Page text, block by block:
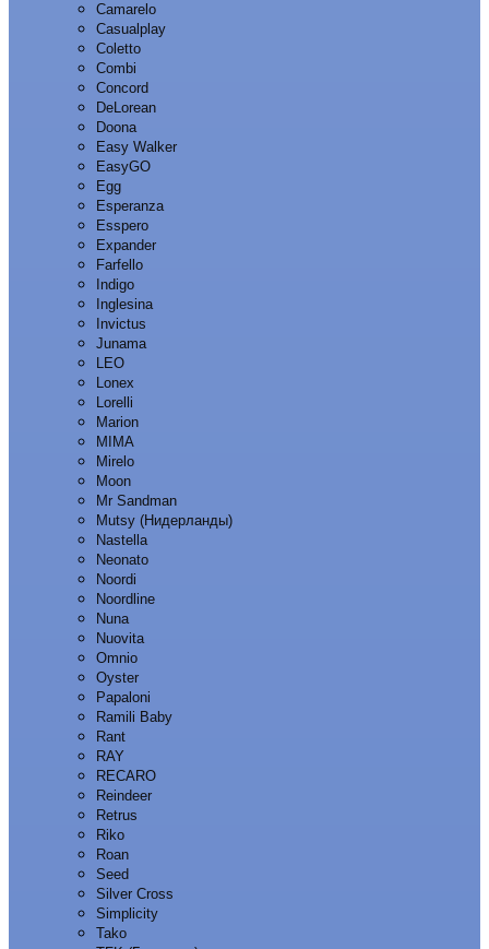
Camarelo
Casualplay
Coletto
Combi
Concord
DeLorean
Doona
Easy Walker
EasyGO
Egg
Esperanza
Esspero
Expander
Farfello
Indigo
Inglesina
Invictus
Junama
LEO
Lonex
Lorelli
Marion
MIMA
Mirelo
Moon
Mr Sandman
Mutsy (Нидерланды)
Nastella
Neonato
Noordi
Noordline
Nuna
Nuovita
Omnio
Oyster
Papaloni
Ramili Baby
Rant
RAY
RECARO
Reindeer
Retrus
Riko
Roan
Seed
Silver Cross
Simplicity
Tako